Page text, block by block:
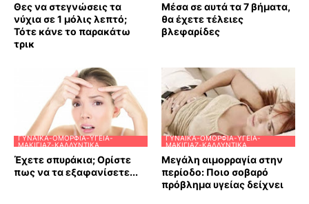
Θες να στεγνώσεις τα
νύχια σε 1 μόλις λεπτό;
Τότε κάνε το παρακάτω
τρικ
Μέσα σε αυτά τα 7 βήματα,
θα έχετε τέλειες
βλεφαρίδες
ΓΥΝΑΊΚΑ-ΟΜΟΡΦΙΆ-ΥΓΕΊΑ-
ΜΑΚΙΓΙΆΖ-ΚΑΛΛΥΝΤΙΚΆ
Έχετε σπυράκια; Ορίστε
πως να τα εξαφανίσετε...
ΓΥΝΑΊΚΑ-ΟΜΟΡΦΙΆ-ΥΓΕΊΑ-
ΜΑΚΙΓΙΆΖ-ΚΑΛΛΥΝΤΙΚΆ
Μεγάλη αιμορραγία στην
περίοδο: Ποιο σοβαρό
πρόβλημα υγείας δείχνει